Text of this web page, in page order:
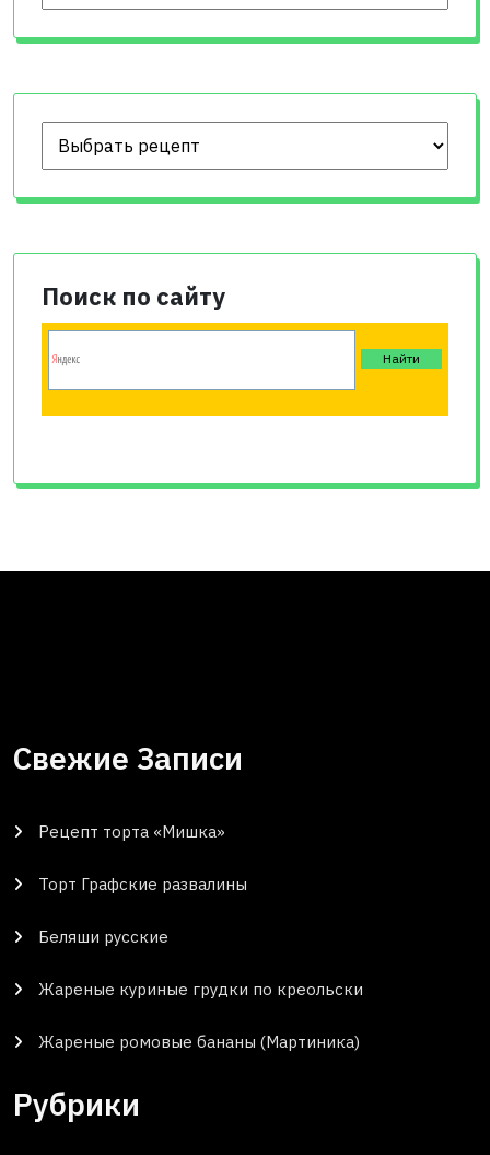
Поиск по сайту
Свежие Записи
Рецепт торта «Мишка»
Торт Графские развалины
Беляши русские
Жареные куриные грудки по креольски
Жареные ромовые бананы (Мартиника)
Рубрики